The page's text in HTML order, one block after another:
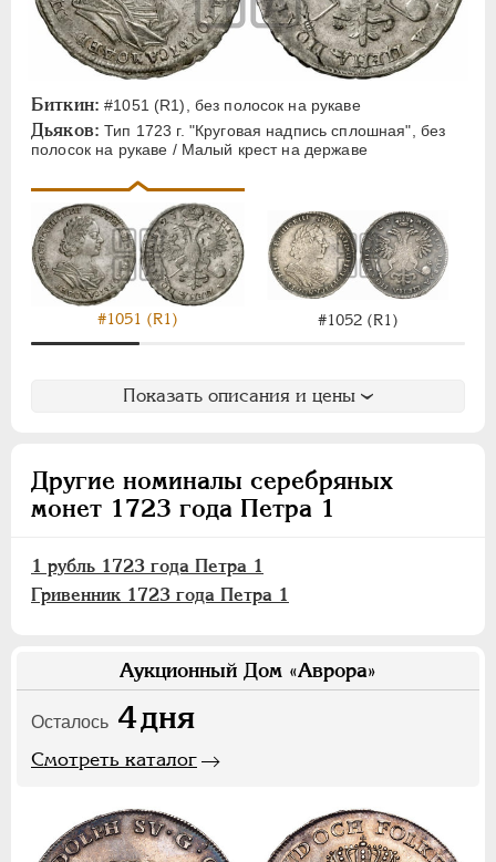
Биткин: #1051 (R1), без полосок на рукаве
Дьяков: Тип 1723 г. "Круговая надпись сплошная", без
полосок на рукаве / Малый крест на державе
#1051 (R1) #1052 (R1)
Показать описания и цены
Другие номиналы серебряных
монет 1723 года Петра 1
1 рубль 1723 года Петра 1
Гривенник 1723 года Петра 1
Аукционный Дом «Аврора»
Осталось 4дня
Смотреть каталог